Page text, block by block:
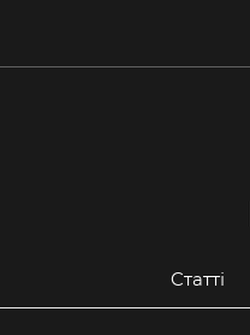
Cтатті